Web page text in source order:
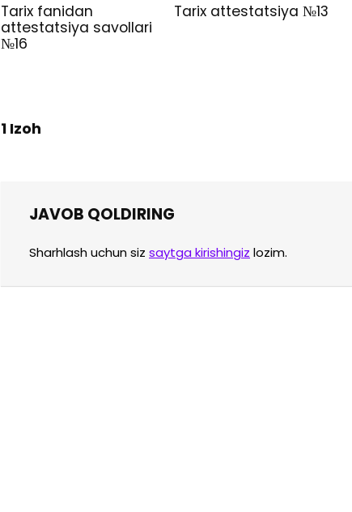
Tarix fanidan
attestatsiya savollari
№16
Tarix attestatsiya №13
1 Izoh
JAVOB QOLDIRING
Sharhlash uchun siz saytga kirishingiz lozim.